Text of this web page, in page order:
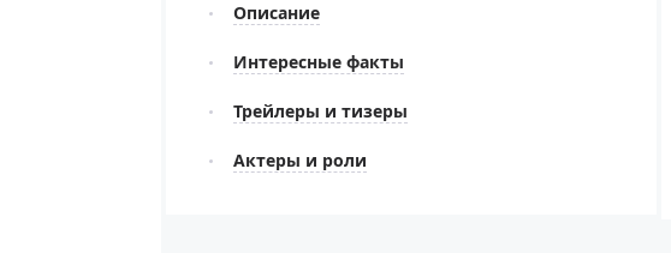
Описание
Интересные факты
Трейлеры и тизеры
Актеры и роли